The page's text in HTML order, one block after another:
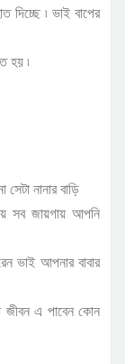
৷ ভাই বাপের
হয় ৷
নানার বাড়ি
সব জায়গায় আপনি
ভাই আপনার বাবার
জীবন এ পাবেন কোন